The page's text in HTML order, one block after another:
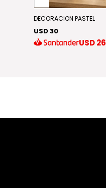
DECORACION PASTEL
USD 30
USD26